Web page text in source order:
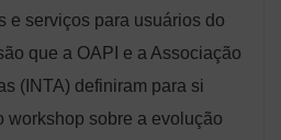
e serviços para usuários do
que a OAPI e a Associação
(INTA) definiram para si
workshop sobre a evolução